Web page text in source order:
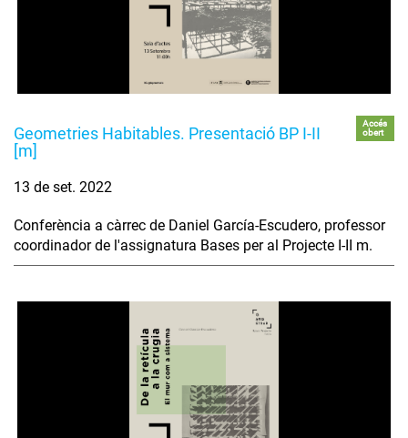
Geometries Habitables. Presentació BP I-II
[m]
Accés
obert
13 de set. 2022
Conferència a càrrec de Daniel García-Escudero, professor
coordinador de l'assignatura Bases per al Projecte I-II m.